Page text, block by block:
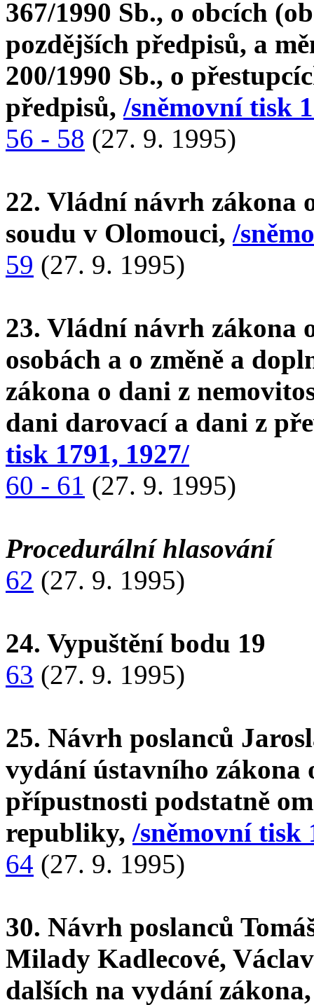
367/1990 Sb., o obcích
pozdějších předpisů, a
200/1990 Sb., o
předpisů, /sněmovní tisk
56 - 58 (27. 9. 1995)
22. Vládní návrh zákona
soudu v Olomouci, /
59 (27. 9. 1995)
23. Vládní návrh zákona
osobách a o změně a
zákona o dani z
dani darovací a dani z
tisk 1791, 1927/
60 - 61 (27. 9. 1995)
Procedurální hlasování
62 (27. 9. 1995)
24. Vypuštění bodu 19
63 (27. 9. 1995)
25. Návrh poslanců
vydání ústavního zákona
přípustnosti podstatně
republiky, /sněmovní tisk
64 (27. 9. 1995)
30. Návrh poslanců
Milady Kadlecové,
dalších na vydání